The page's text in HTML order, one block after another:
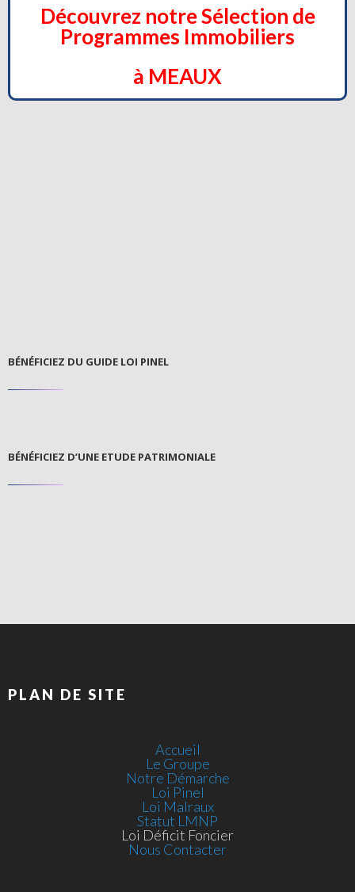
Découvrez notre Sélection de
Programmes Immobiliers
à MEAUX
BÉNÉFICIEZ DU GUIDE LOI PINEL
BÉNÉFICIEZ D’UNE ETUDE PATRIMONIALE
PLAN DE SITE
Accueil
Le Groupe
Notre Démarche
Loi Pinel
Loi Malraux
Statut LMNP
Loi Déficit Foncier
Nous Contacter